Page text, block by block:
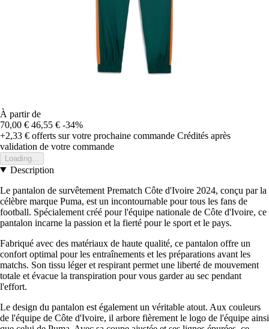
À partir de
70,00 € 46,55 € -34%
+2,33 € offerts sur votre prochaine commande Crédités après
validation de votre commande
Loading...
Description
Le pantalon de survêtement Prematch Côte d'Ivoire 2024, conçu par la
célèbre marque Puma, est un incontournable pour tous les fans de
football. Spécialement créé pour l'équipe nationale de Côte d'Ivoire, ce
pantalon incarne la passion et la fierté pour le sport et le pays.
Fabriqué avec des matériaux de haute qualité, ce pantalon offre un
confort optimal pour les entraînements et les préparations avant les
matchs. Son tissu léger et respirant permet une liberté de mouvement
totale et évacue la transpiration pour vous garder au sec pendant
l'effort.
Le design du pantalon est également un véritable atout. Aux couleurs
de l'équipe de Côte d'Ivoire, il arbore fièrement le logo de l'équipe ainsi